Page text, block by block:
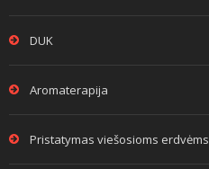
DUK
Aromaterapija
Pristatymas viešosioms erdvėms